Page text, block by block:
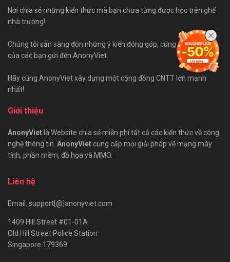
Nơi chia sẻ những kiến thức mà bạn chưa từng được học trên ghế
nhà trường!
Chúng tôi sẵn sàng đón những ý kiến đóng góp, cũng như bài viết
của các bạn gửi đến AnonyViet.
Hãy cùng AnonyViet xây dựng một cộng đồng CNTT lớn mạnh
nhất!
Giới thiệu
AnonyVietlà Website chia sẻ miễn phí tất cả các kiến thức về công
nghệ thông tin. AnonyViet cung cấp mọi giải pháp về mạng máy
tính, phần mềm, đồ họa và MMO.
Liên hệ
Email: support[@]anonyviet.com
1409 Hill Street #01-01A
Old Hill Street Police Station
Singapore 179369